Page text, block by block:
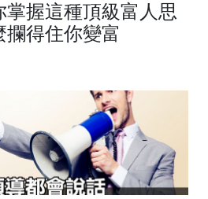
握這種頂級富人思
得住你變富